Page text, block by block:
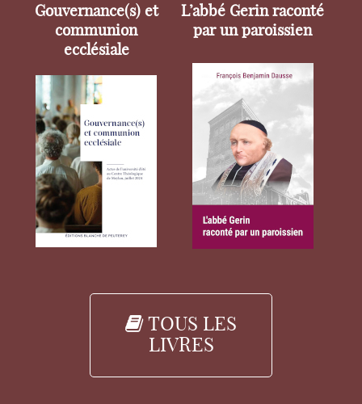
Gouvernance(s) et
communion
ecclésiale
L’abbé Gerin raconté
par un paroissien
TOUS LES
LIVRES